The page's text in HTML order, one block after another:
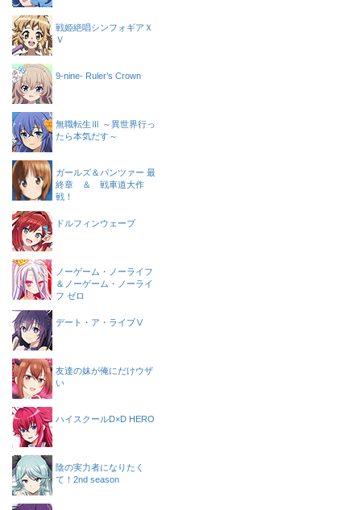
戦姫絶唱シンフォギアＸ
Ｖ
9-nine- Ruler’s Crown
無職転生Ⅲ ～異世界行っ
たら本気だす～
ガールズ＆パンツァー 最
終章 ＆ 戦車道大作
戦！
ドルフィンウェーブ
ノーゲーム・ノーライフ
＆ノーゲーム・ノーライ
フ ゼロ
デート・ア・ライブⅤ
友達の妹が俺にだけウザ
い
ハイスクールD×D HERO
陰の実力者になりたく
て！2nd season